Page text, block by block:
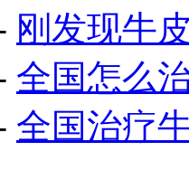
刚发现牛
全国怎么
全国治疗